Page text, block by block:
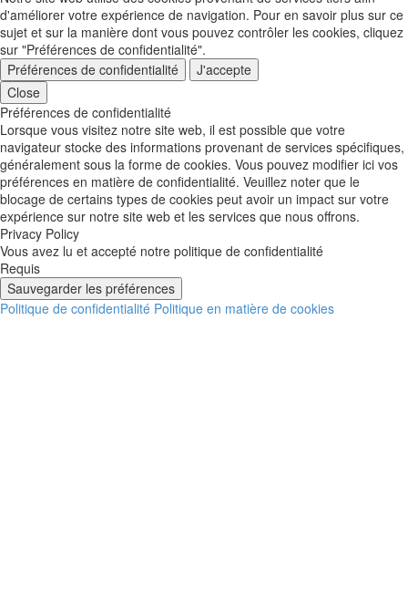
d'améliorer votre expérience de navigation. Pour en savoir plus sur ce
sujet et sur la manière dont vous pouvez contrôler les cookies, cliquez
sur "Préférences de confidentialité".
Préférences de confidentialité
J'accepte
Close
Préférences de confidentialité
Lorsque vous visitez notre site web, il est possible que votre
navigateur stocke des informations provenant de services spécifiques,
généralement sous la forme de cookies. Vous pouvez modifier ici vos
préférences en matière de confidentialité. Veuillez noter que le
blocage de certains types de cookies peut avoir un impact sur votre
expérience sur notre site web et les services que nous offrons.
Privacy Policy
Vous avez lu et accepté notre politique de confidentialité
Requis
Sauvegarder les préférences
Politique de confidentialité Politique en matière de cookies